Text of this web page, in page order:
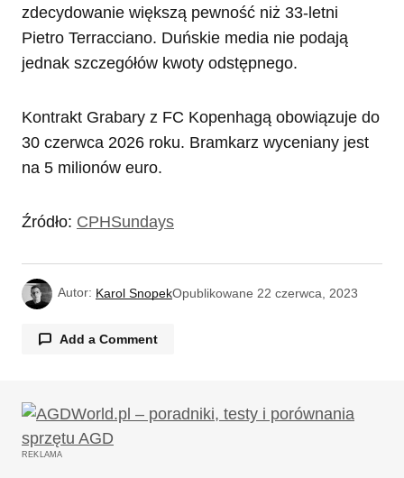
zdecydowanie większą pewność niż 33-letni
Pietro Terracciano. Duńskie media nie podają
jednak szczegółów kwoty odstępnego.
Kontrakt Grabary z FC Kopenhagą obowiązuje do
30 czerwca 2026 roku. Bramkarz wyceniany jest
na 5 milionów euro.
Źródło: CPHSundays
Autor: Karol SnopekOpublikowane 22 czerwca, 2023
Add a Comment
Twój adres email nie zostanie opublikowany.
Wymagane pola są oznaczone
REKLAMA